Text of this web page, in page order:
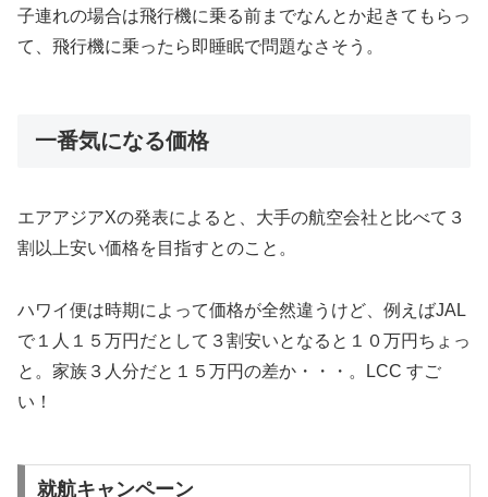
子連れの場合は飛行機に乗る前までなんとか起きてもらっ
て、飛行機に乗ったら即睡眠で問題なさそう。
一番気になる価格
エアアジアXの発表によると、大手の航空会社と比べて３
割以上安い価格を目指すとのこと。
ハワイ便は時期によって価格が全然違うけど、例えばJAL
で１人１５万円だとして３割安いとなると１０万円ちょっ
と。家族３人分だと１５万円の差か・・・。LCC すご
い！
就航キャンペーン